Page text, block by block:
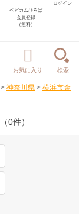
ログイン
ベビカムひろば
会員登録
（無料）
お気に入り 検索
> 神奈川県 > 横浜市金
（0件）